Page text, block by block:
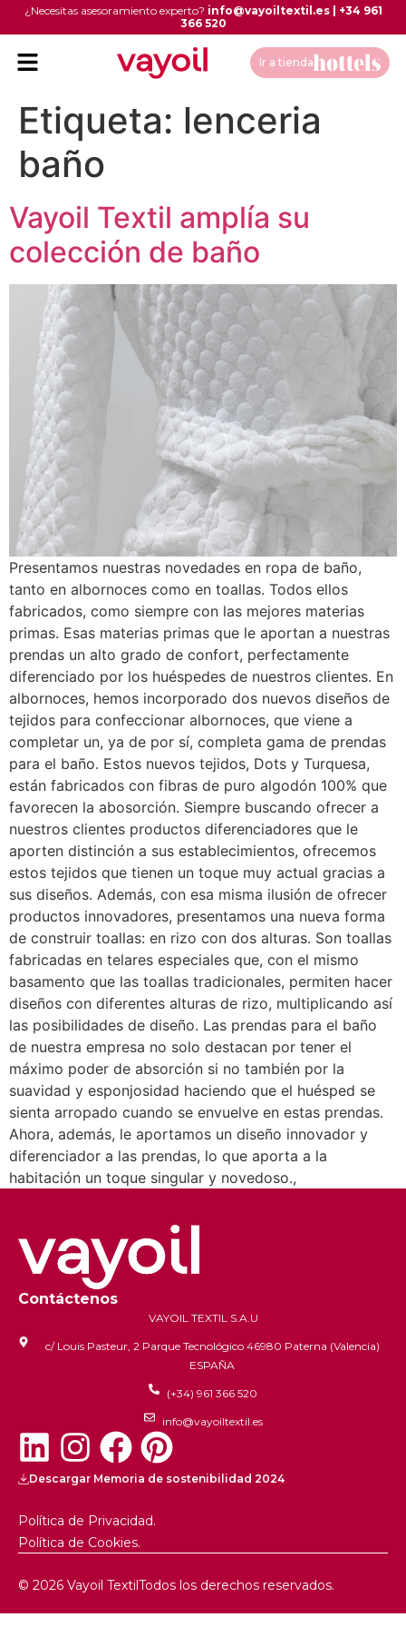
¿Necesitas asesoramiento experto? info@vayoiltextil.es| +34 961
366 520
Ir a tienda
Etiqueta: lenceria
baño
Vayoil Textil amplía su
colección de baño
Presentamos nuestras novedades en ropa de baño,
tanto en albornoces como en toallas. Todos ellos
fabricados, como siempre con las mejores materias
primas. Esas materias primas que le aportan a nuestras
prendas un alto grado de confort, perfectamente
diferenciado por los huéspedes de nuestros clientes. En
albornoces, hemos incorporado dos nuevos diseños de
tejidos para confeccionar albornoces, que viene a
completar un, ya de por sí, completa gama de prendas
para el baño. Estos nuevos tejidos, Dots y Turquesa,
están fabricados con fibras de puro algodón 100% que
favorecen la abosorción. Siempre buscando ofrecer a
nuestros clientes productos diferenciadores que le
aporten distinción a sus establecimientos, ofrecemos
estos tejidos que tienen un toque muy actual gracias a
sus diseños. Además, con esa misma ilusión de ofrecer
productos innovadores, presentamos una nueva forma
de construir toallas: en rizo con dos alturas. Son toallas
fabricadas en telares especiales que, con el mismo
basamento que las toallas tradicionales, permiten hacer
diseños con diferentes alturas de rizo, multiplicando así
las posibilidades de diseño. Las prendas para el baño
de nuestra empresa no solo destacan por tener el
máximo poder de absorción si no también por la
suavidad y esponjosidad haciendo que el huésped se
sienta arropado cuando se envuelve en estas prendas.
Ahora, además, le aportamos un diseño innovador y
diferenciador a las prendas, lo que aporta a la
habitación un toque singular y novedoso.,
Contáctenos
VAYOIL TEXTIL S.A.U
c/ Louis Pasteur, 2 Parque Tecnológico 46980 Paterna (Valencia)
ESPAÑA
(+34) 961 366 520
info@vayoiltextil.es
Descargar Memoria de sostenibilidad 2024
Política de Privacidad.
Política de Cookies.
© 2026 Vayoil TextilTodos los derechos reservados.